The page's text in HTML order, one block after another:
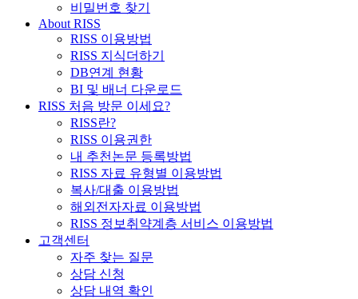
비밀번호 찾기
About RISS
RISS 이용방법
RISS 지식더하기
DB연계 현황
BI 및 배너 다운로드
RISS 처음 방문 이세요?
RISS란?
RISS 이용권한
내 추천논문 등록방법
RISS 자료 유형별 이용방법
복사/대출 이용방법
해외전자자료 이용방법
RISS 정보취약계층 서비스 이용방법
고객센터
자주 찾는 질문
상담 신청
상담 내역 확인